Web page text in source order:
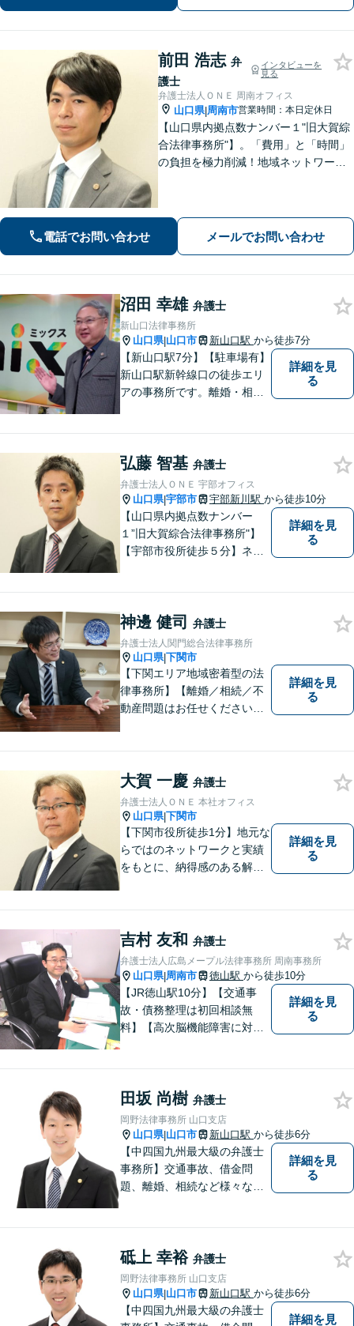
前田 浩志 弁
護士
インタビューを
見る
弁護士法人ＯＮＥ 周南オフィス
山口県|周南市営業時間：本日定休日
【山口県内拠点数ナンバー１"旧大賀綜
合法律事務所"】。「費用」と「時間」
の負担を極力削減！地域ネットワーク
税対策なども親身に対応◎
電話でお問い合わせ メールでお問い合わせ
沼田 幸雄 弁護士
新山口法律事務所
山口県|山口市 新山口駅 から徒歩7分
【新山口駅7分】【駐車場有】
新山口駅新幹線口の徒歩エリ
アの事務所です。離婚・相続
になることがあれば、おたず
ねください。
詳細を見
る
弘藤 智基 弁護士
弁護士法人ＯＮＥ 宇部オフィス
山口県|宇部市 宇部新川駅 から徒歩10分
【山口県内拠点数ナンバー
１”旧大賀綜合法律事務所"】
【宇部市役所徒歩５分】ネッ
相談ください。
詳細を見
る
神邊 健司 弁護士
弁護士法人関門総合法律事務所
山口県|下関市
【下関エリア地域密着型の法
律事務所】【離婚／相続／不
動産問題はお任せください】
りの声を大切にし、適切な解
決方法をご提案いたします。
詳細を見
る
大賀 一慶 弁護士
弁護士法人ＯＮＥ 本社オフィス
山口県|下関市
【下関市役所徒歩1分】地元な
らではのネットワークと実績
をもとに、納得感のある解決
詳細を見
る
吉村 友和 弁護士
弁護士法人広島メープル法律事務所 周南事務所
山口県|周南市 徳山駅 から徒歩10分
【JR徳山駅10分】【交通事
故・債務整理は初回相談無
料】【高次脳機能障害に対応
トナー」として、お客さまに
寄り添いますので、お気軽に
ご相談ください。
詳細を見
る
田坂 尚樹 弁護士
岡野法律事務所 山口支店
山口県|山口市 新山口駅 から徒歩6分
【中四国九州最大級の弁護士
事務所】交通事故、借金問
題、離婚、相続など様々な問
い！
詳細を見
る
砥上 幸裕 弁護士
岡野法律事務所 山口支店
山口県|山口市 新山口駅 から徒歩6分
【中四国九州最大級の弁護士
詳細を見